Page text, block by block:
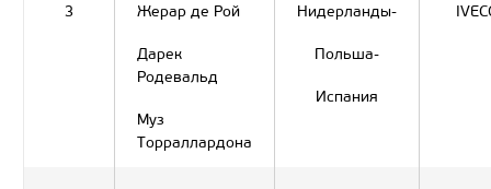
3 Жерар де Рой
Дарек
Родевальд
Муз
Торраллардона
Нидерланды-
Польша-
Испания